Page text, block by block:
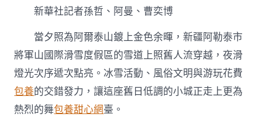
格
濟
激
活
花
費
新華社記者孫哲、阿曼、曹奕博
當夕照為阿爾泰山鍍上金色余暉，新疆阿勒泰市
將軍山國際滑雪度假區的雪道上照舊人流穿越，夜滑
燈光次序遞次點亮。冰雪活動、風俗文明與游玩花費
包養的交錯發力，讓這座舊日低調的小城正走上更為
熱烈的舞包養甜心網臺。